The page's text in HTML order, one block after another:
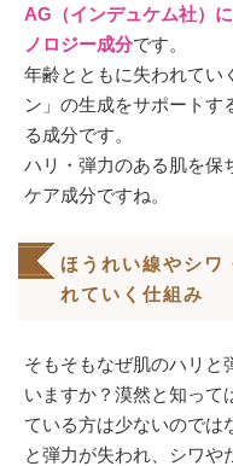
AG（インデュケム社）
ノロジー成分です。
年齢とともに失われてい
ン」の生成をサポートす
る成分です。
ハリ・弾力のある肌を保
ケア成分ですね。
ほうれい線やシワ
れていく仕組み
そもそもなぜ肌のハリと
いますか？漠然と知って
ている方は少ないのでは
と弾力が失われ、シワや